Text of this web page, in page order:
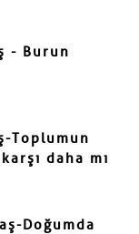
- Burun
Toplumun
daha mı
Doğumda